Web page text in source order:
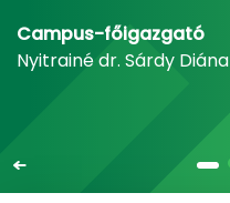
Campus-főigazgató
Nyitrainé dr. Sárdy Diána